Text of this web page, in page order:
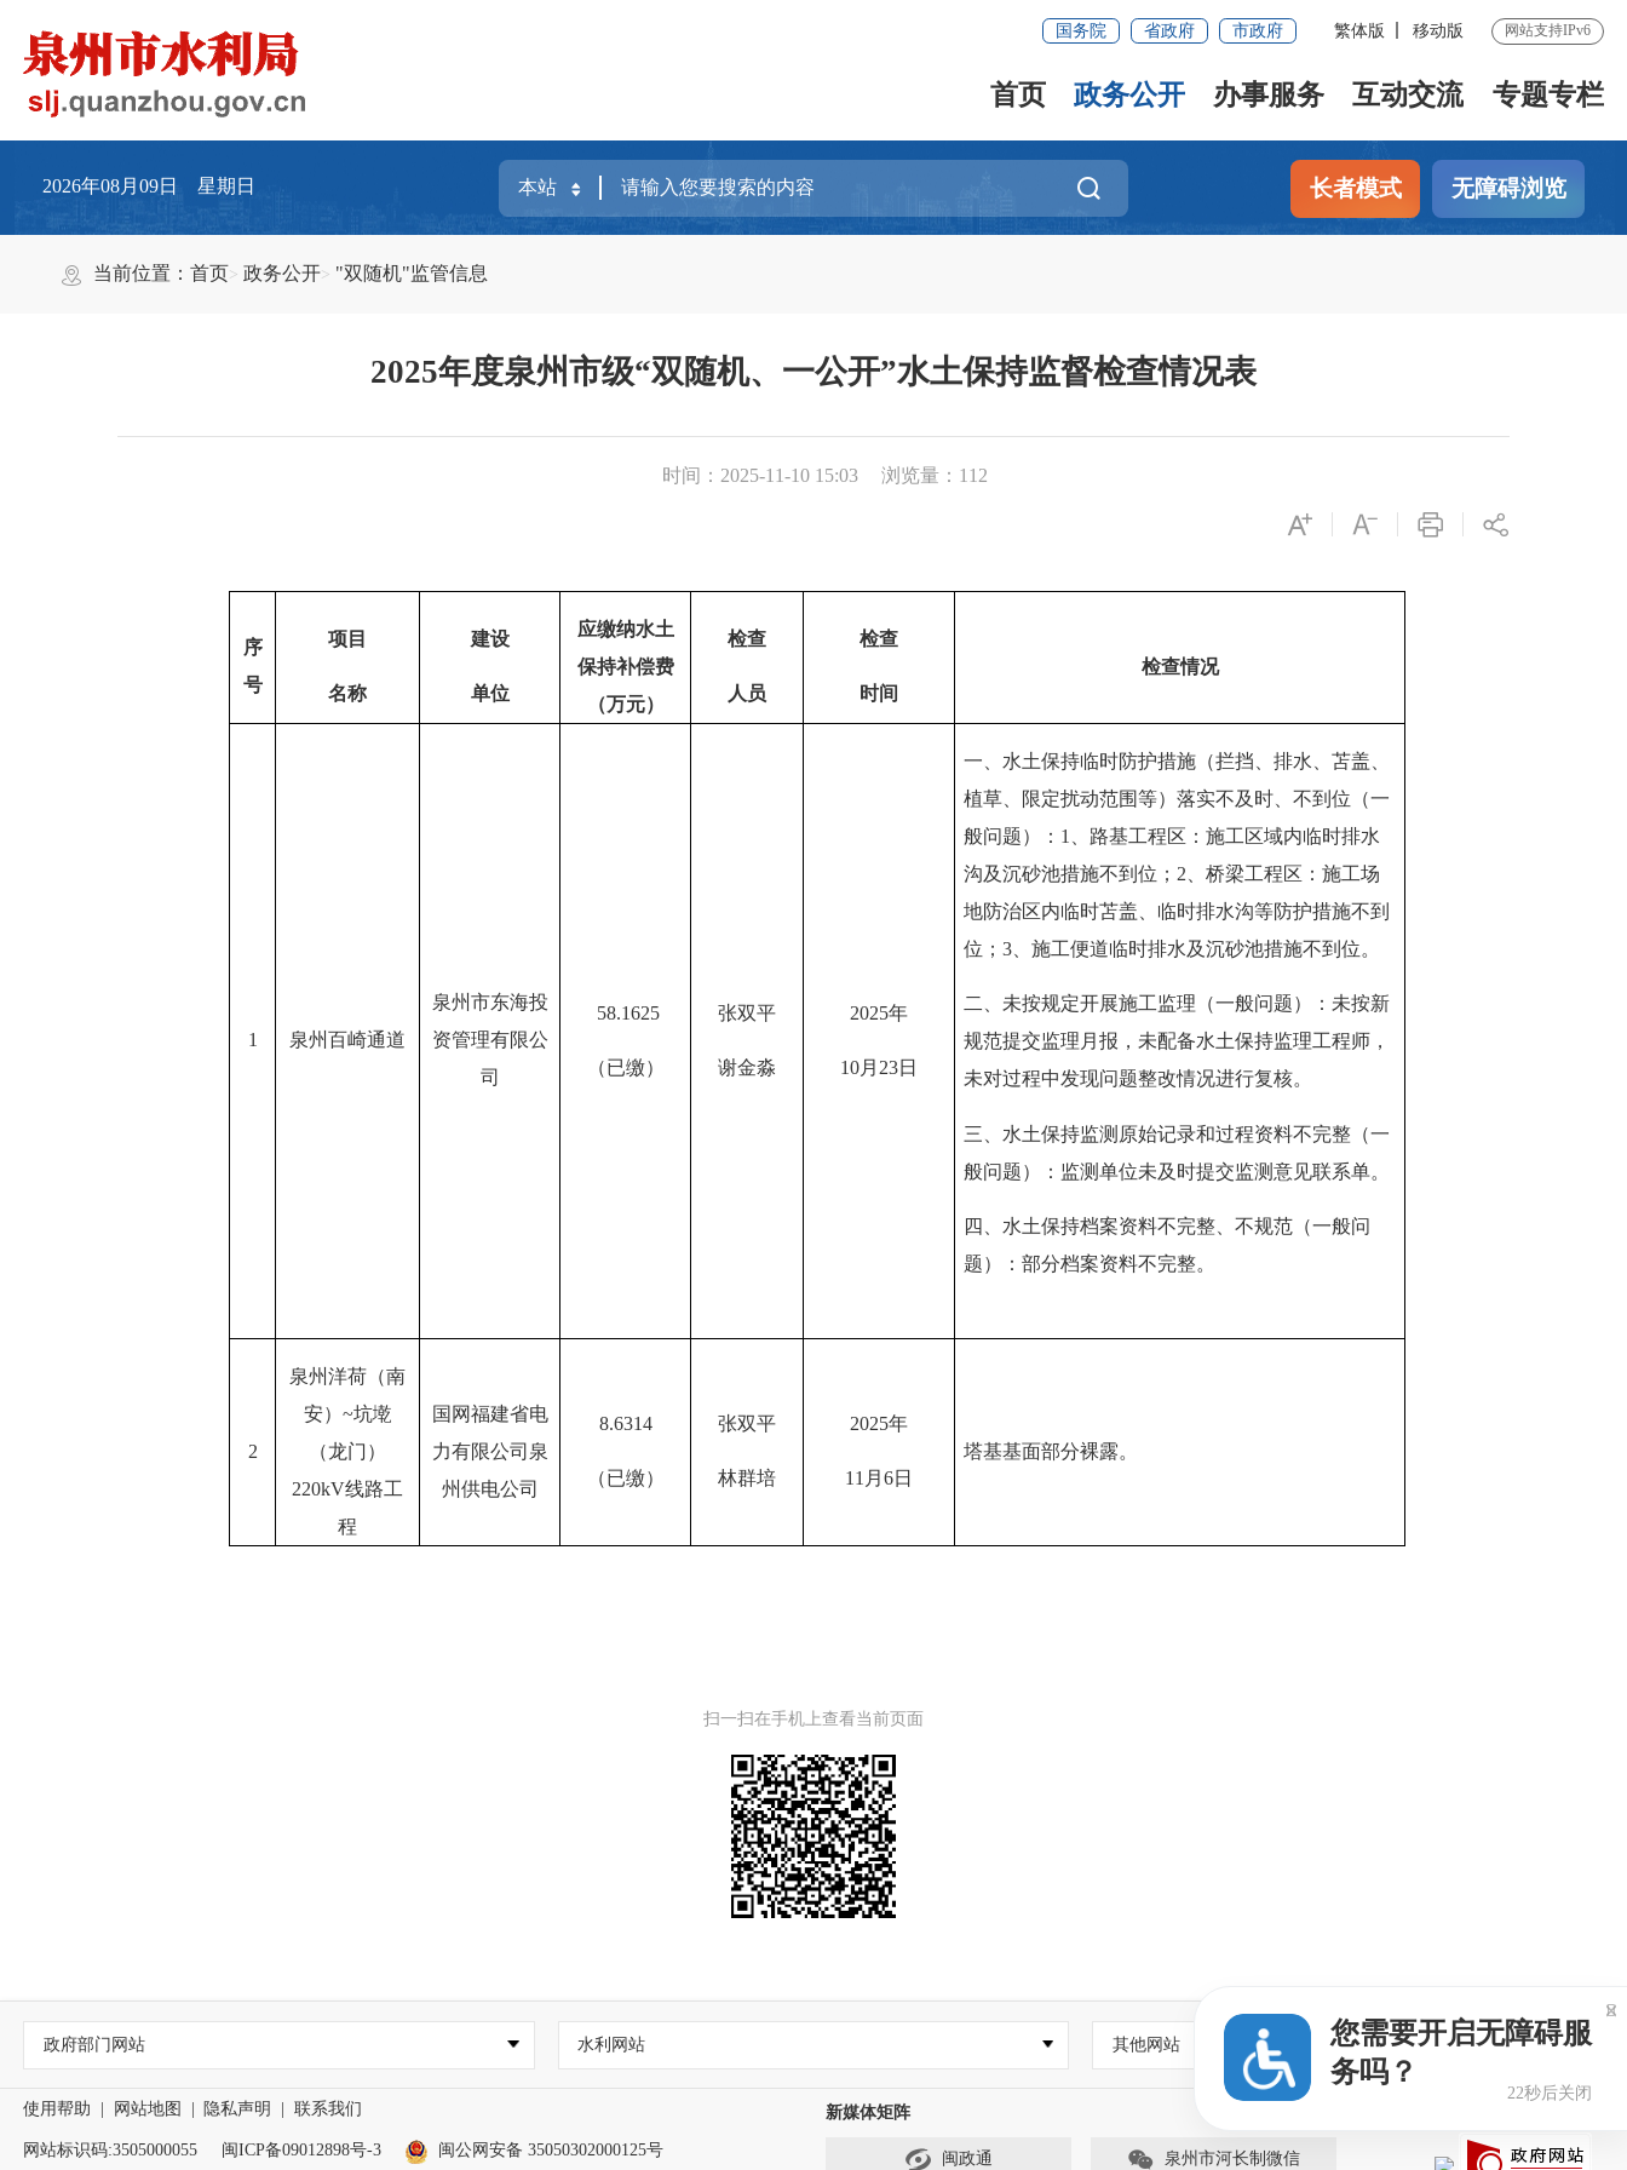
国务院 省政府 市政府 繁体版 移动版 网站支持IPv6
首页 政务公开 办事服务 互动交流 专题专栏
2026年08月09日 星期日 长者模式 无障碍浏览
当前位置：首页 政务公开 "双随机"监管信息
2025年度泉州市级“双随机、一公开”水土保持监督检查情况表
时间：2025-11-10 15:03 浏览量： 112
序
号
项目
名称
建设
单位
应缴纳水土
保持补偿费
（万元）
检查
人员
检查
时间
检查情况
1 泉州百崎通道
泉州市东海投
资管理有限公
司
58.1625
（已缴）
张双平
谢金淼
2025年
10月23日
一、 水土保持临时防护措施（拦挡、排水、苫盖、
植草、限定扰动范围等）落实不及时、不到位（一
般问题）： 1、路基工程区：施工区域内临时排水
沟及沉砂池措施不到位；2、桥梁工程区：施工场
地防治区内临时苫盖、临时排水沟等防护措施不到
位；3、施工便道临时排水及沉砂池措施不到位。
二、 未按规定开展施工监理（一般问题）：未按新
规范提交监理月报，未配备水土保持监理工程师，
未对过程中发现问题整改情况进行复核。
三、 水土保持监测原始记录和过程资料不完整（一
般问题）：监测单位未及时提交监测意见联系单。
四、 水土保持档案资料不完整、不规范（一般问
题）：部分档案资料不完整。
2
泉州洋荷（南
安） ~坑墘
（龙门）
220kV线路工
程
国网福建省电
力有限公司泉
州供电公司
8.6314
（已缴）
张双平
林群培
2025年
11月6日
塔基基面部分裸露。
扫一扫在手机上查看当前页面
政府部门网站 水利网站 其他网站
使用帮助 网站地图 隐私声明 联系我们
网站标识码:3505000055 闽ICP备09012898号-3 闽公网安备 35050302000125号
新媒体矩阵
闽政通 泉州市河长制微信
您需要开启无障碍服
务吗？
22秒后关闭
